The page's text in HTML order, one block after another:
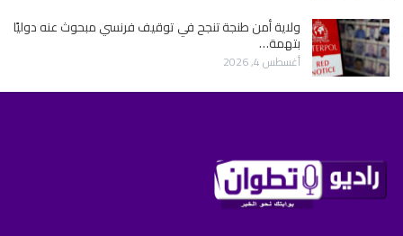
ولاية أمن طنجة تنجح في توقيف فرنسي مبحوث عنه دوليًا
بتهمة…
أغسطس 4, 2026